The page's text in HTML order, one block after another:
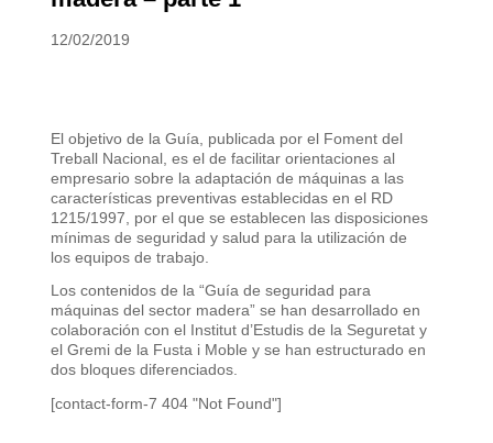
12/02/2019
El objetivo de la Guía, publicada por el Foment del
Treball Nacional, es el de facilitar orientaciones al
empresario sobre la adaptación de máquinas a las
características preventivas establecidas en el RD
1215/1997, por el que se establecen las disposiciones
mínimas de seguridad y salud para la utilización de
los equipos de trabajo.
Los contenidos de la “Guía de seguridad para
máquinas del sector madera” se han desarrollado en
colaboración con el Institut d’Estudis de la Seguretat y
el Gremi de la Fusta i Moble y se han estructurado en
dos bloques diferenciados.
[contact-form-7 404 "Not Found"]